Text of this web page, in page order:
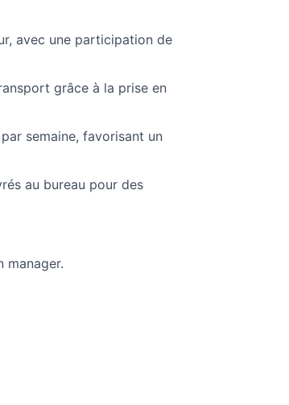
avec une participation de
grâce à la prise en
semaine, favorisant un
au bureau pour des
manager.